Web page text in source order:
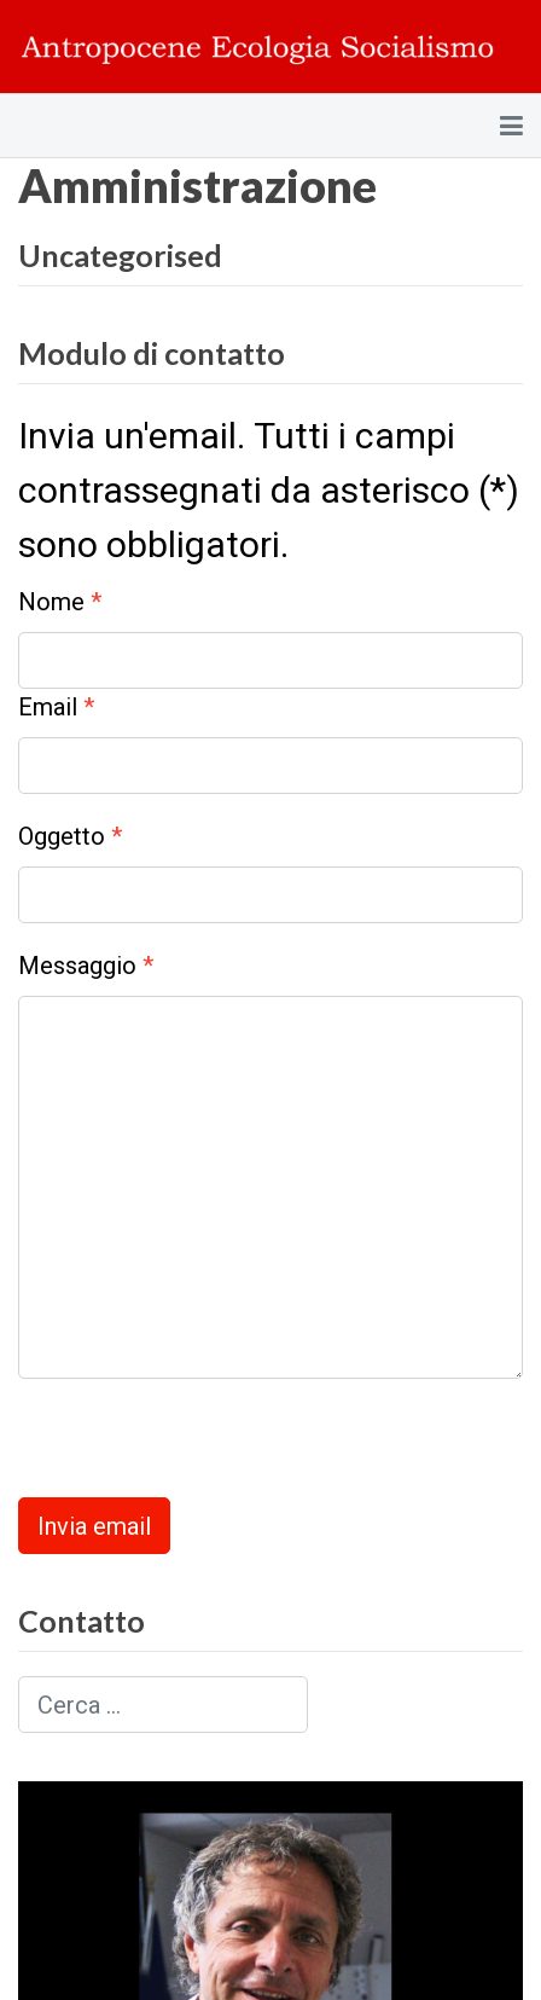
Amministrazione
Uncategorised
Modulo di contatto
Invia un'email. Tutti i campi
contrassegnati da asterisco (*)
sono obbligatori.
Nome *
Email *
Oggetto *
Messaggio *
Invia email
Contatto
Cerca